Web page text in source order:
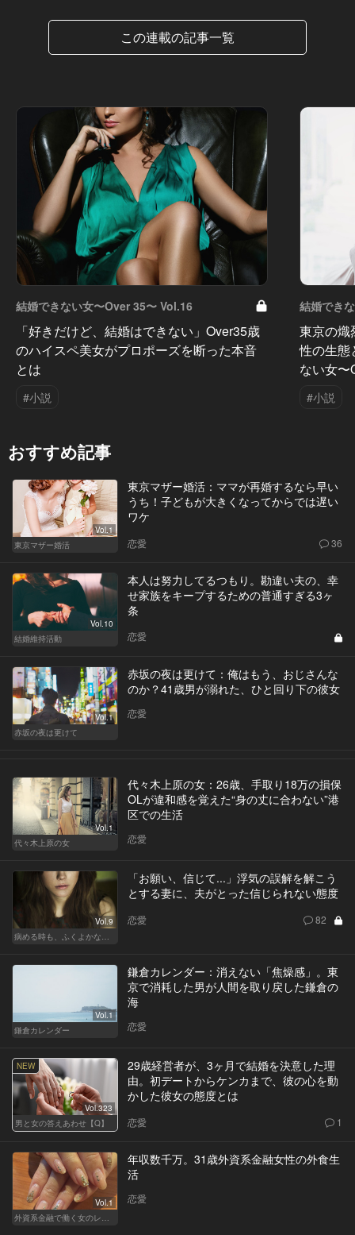
この連載の記事一覧
結婚できない女〜Over 35〜 Vol.16
「好きだけど、結婚はできない」Over35歳
のハイスペ美女がプロポーズを断った本音
とは
#小説
結婚でき
東京の熾
性の生態
ない女〜
#小説
おすすめ記事
Vol.1
東京マザー婚活
東京マザー婚活：ママが再婚するなら早い
うち！子どもが大きくなってからでは遅い
ワケ
恋愛 36
Vol.10
結婚維持活動
本人は努力してるつもり。勘違い夫の、幸
せ家族をキープするための普通すぎる3ヶ
条
恋愛
Vol.1
赤坂の夜は更けて
赤坂の夜は更けて：俺はもう、おじさんな
のか？41歳男が溺れた、ひと回り下の彼女
恋愛
Vol.1
代々木上原の女
代々木上原の女：26歳、手取り18万の損保
OLが違和感を覚えた“身の丈に合わない”港
区での生活
恋愛
Vol.9
病める時も、ふくよかなる時も
「お願い、信じて...」浮気の誤解を解こう
とする妻に、夫がとった信じられない態度
恋愛 82
Vol.1
鎌倉カレンダー
鎌倉カレンダー：消えない「焦燥感」。東
京で消耗した男が人間を取り戻した鎌倉の
海
恋愛
NEW
Vol.323
男と女の答えあわせ【Q】
29歳経営者が、3ヶ月で結婚を決意した理
由。初デートからケンカまで、彼の心を動
かした彼女の態度とは
恋愛 1
Vol.1
外資系金融で働く女のレストラン事情
年収数千万。31歳外資系金融女性の外食生
活
恋愛